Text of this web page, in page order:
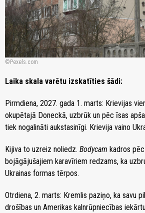
Pexels.com
Laika skala varētu izskatīties šādi:
Pirmdiena, 2027. gada 1. marts: Krievijas
okupētajā Doneckā, uzbrūk un pēc īsas
tiek nogalināti aukstasinīgi. Krievija vaino
Kijiva to uzreiz noliedz. Bodycam kadros
bojāgājušajiem karavīriem redzams, ka
Ukrainas formas tērpos.
Otrdiena, 2. marts: Kremlis paziņo, ka savu
drošības un Amerikas kalnrūpniecības